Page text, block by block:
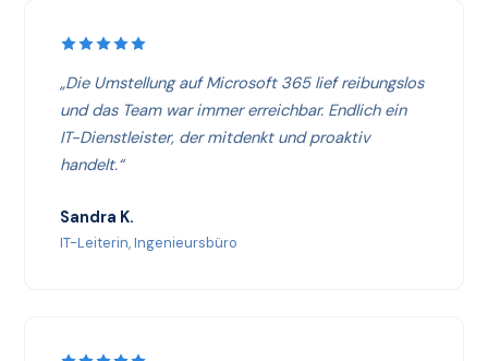
„Die Umstellung auf Microsoft 365 lief reibungslos
und das Team war immer erreichbar. Endlich ein
IT-Dienstleister, der mitdenkt und proaktiv
handelt.“
Sandra K.
IT-Leiterin, Ingenieursbüro